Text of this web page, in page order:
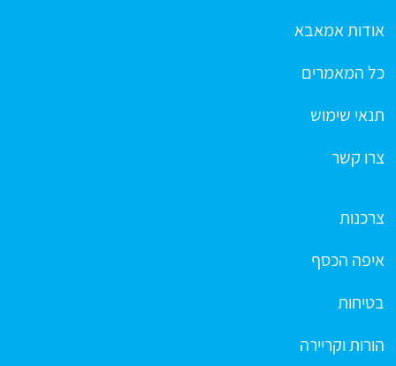
אודות אמאבא
כל המאמרים
תנאי שימוש
צרו קשר
צרכנות
איפה הכסף
בטיחות
הורות וקריירה